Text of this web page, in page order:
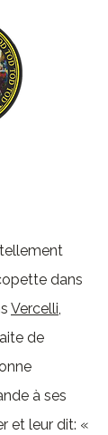
dans
Vercelli,
de
à ses
et leur dit: «